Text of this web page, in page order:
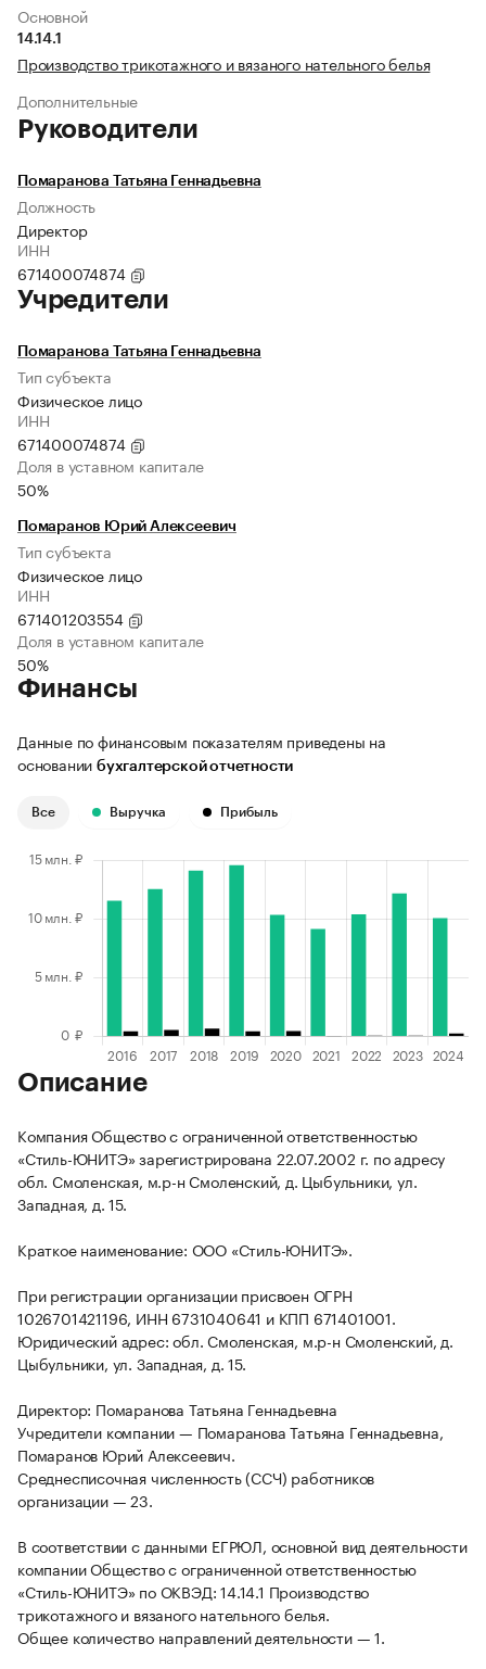
Основной
14.14.1
Производство трикотажного и вязаного нательного белья
Дополнительные
Руководители
Помаранова Татьяна Геннадьевна
Должность
Директор
ИНН
671400074874
Учредители
Помаранова Татьяна Геннадьевна
Тип субъекта
Физическое лицо
ИНН
671400074874
Доля в уставном капитале
50%
Помаранов Юрий Алексеевич
Тип субъекта
Физическое лицо
ИНН
671401203554
Доля в уставном капитале
50%
Финансы
Данные по финансовым показателям приведены на
основании бухгалтерской отчетности
Все Выручка Прибыль
Описание
Компания Общество с ограниченной ответственностью
«Стиль-ЮНИТЭ» зарегистрирована 22.07.2002 г. по адресу
обл. Смоленская, м.р-н Смоленский, д. Цыбульники, ул.
Западная, д. 15.
Краткое наименование: ООО «Стиль-ЮНИТЭ».
При регистрации организации присвоен ОГРН
1026701421196, ИНН 6731040641 и КПП 671401001.
Юридический адрес: обл. Смоленская, м.р-н Смоленский, д.
Цыбульники, ул. Западная, д. 15.
Директор: Помаранова Татьяна Геннадьевна
Учредители компании — Помаранова Татьяна Геннадьевна,
Помаранов Юрий Алексеевич.
Среднесписочная численность (ССЧ) работников
организации — 23.
В соответствии с данными ЕГРЮЛ, основной вид деятельности
компании Общество с ограниченной ответственностью
«Стиль-ЮНИТЭ» по ОКВЭД: 14.14.1 Производство
трикотажного и вязаного нательного белья.
Общее количество направлений деятельности — 1.